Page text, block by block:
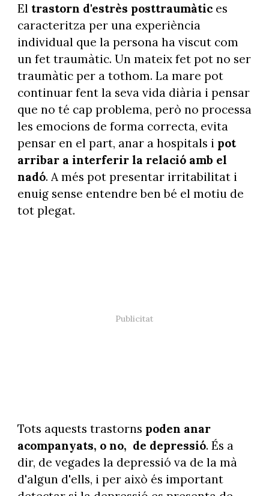
El trastorn d'estrès posttraumàtices
caracteritza per una experiència
individual que la persona ha viscut com
un fet traumàtic. Un mateix fet pot no ser
traumàtic per a tothom. La mare pot
continuar fent la seva vida diària i pensar
que no té cap problema, però no processa
les emocions de forma correcta, evita
pensar en el part, anar a hospitals i pot
arribar a interferir la relació amb el
nadó. A més pot presentar irritabilitat i
enuig sense entendre ben bé el motiu de
tot plegat.
Tots aquests trastorns poden anar
acompanyats, o no, de depressió. És a
dir, de vegades la depressió va de la mà
d'algun d'ells, i per això és important